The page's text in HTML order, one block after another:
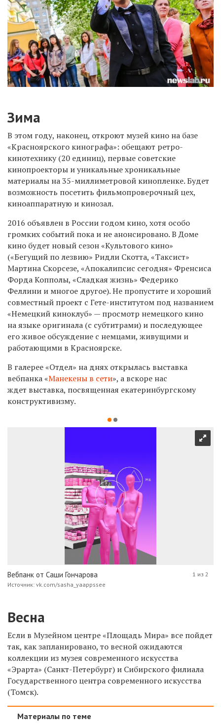
Зима
В этом году, наконец, откроют музей кино на базе
«Красноярского кинографа»: обещают ретро-
кинотехнику (20 единиц), первые советские
кинопроекторы и уникальные хроникальные
материалы на 35-миллиметровой кинопленке. Будет
возможность посетить фильмопроверочный цех,
киноаппаратную и кинозал.
2016 объявлен в России годом кино, хотя особо
громких событий пока и не анонсировано. В Доме
кино будет новый сезон «Культового кино»
(«Бегущий по лезвию» Ридли Скотта, «Таксист»
Мартина Скорсезе, «Апокалипсис сегодня» Френсиса
Форда Копполы, «Сладкая жизнь» Федерико
Феллини и многое другое). Не пропустите и хороший
совместный проект с Гете-институтом под названием
«Немецкий киноклуб» — просмотр немецкого кино
на языке оригинала (с субтитрами) и последующее
его живое обсуждение с немцами, живущими и
работающими в Красноярске.
В галерее «Отдел» на днях открылась выставка
вебпанка «Манекены в сети», а вскоре нас
ждет выставка, посвященная екатеринбургскому
конструктивизму.
Вебпанк от Саши Гончарова
Источник: vk.com/sasha_yaappssee
1 из 2
Весна
Если в Музейном центре «Площадь Мира» все пойдет
так, как запланировано, то весной ожидаются
коллекции из музея современного искусства
«Эрарта» (Санкт-Петербург) и Сибирского филиала
Государственного центра современного искусства
(Томск).
Материалы по теме